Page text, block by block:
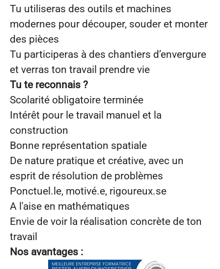
Tu utiliseras des outils et machines
modernes pour découper, souder et monter
des pièces
Tu participeras à des chantiers d’envergure
et verras ton travail prendre vie
Tu te reconnais ?
Scolarité obligatoire terminée
Intérêt pour le travail manuel et la
construction
Bonne représentation spatiale
De nature pratique et créative, avec un
esprit de résolution de problèmes
Ponctuel.le, motivé.e, rigoureux.se
A l'aise en mathématiques
Envie de voir la réalisation concrète de ton
travail
Nos avantages :